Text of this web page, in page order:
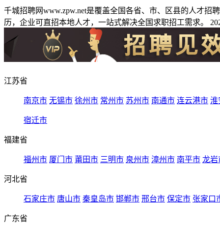
千城招聘网www.zpw.net是覆盖全国各省、市、区县的人才
历，企业可直招本地人才，一站式解决全国求职招工需求。
江苏省
南京市 无锡市 徐州市 常州市 苏州市 南通市 连云港市 淮
宿迁市
福建省
福州市 厦门市 莆田市 三明市 泉州市 漳州市 南平市 龙岩
河北省
石家庄市 唐山市 秦皇岛市 邯郸市 邢台市 保定市 张家口
广东省